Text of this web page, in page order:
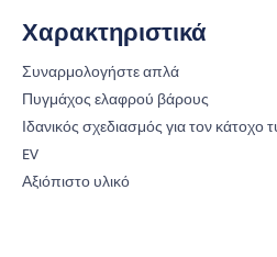
Χαρακτηριστικά
Συναρμολογήστε απλά
Πυγμάχος ελαφρού βάρους
Ιδανικός σχεδιασμός για τον
EV
Αξιόπιστο υλικό